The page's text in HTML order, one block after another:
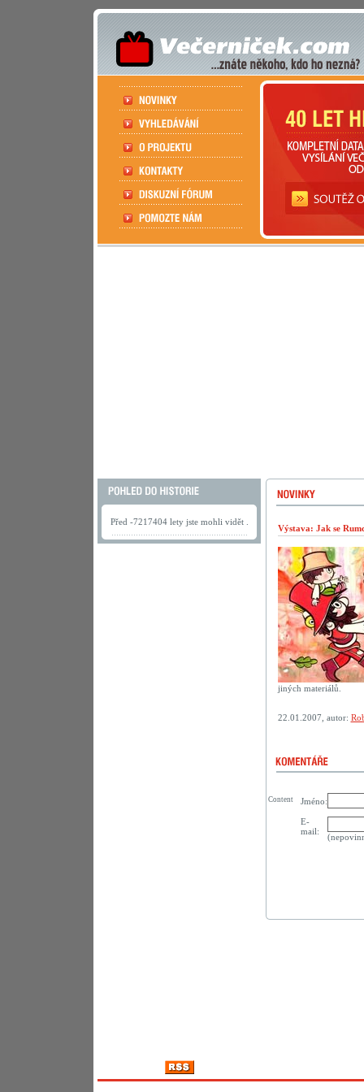
Před -7217404 lety jste mohli vidět .
Výstava: Jak se
jiných materiálů.
22.01.2007, autor:
Jméno:
E-
mail:
Content